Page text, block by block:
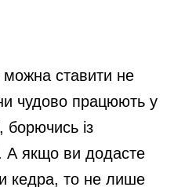
можна ставити не
чудово працюють у
борючись із
А якщо ви додасте
кедра, то не лише